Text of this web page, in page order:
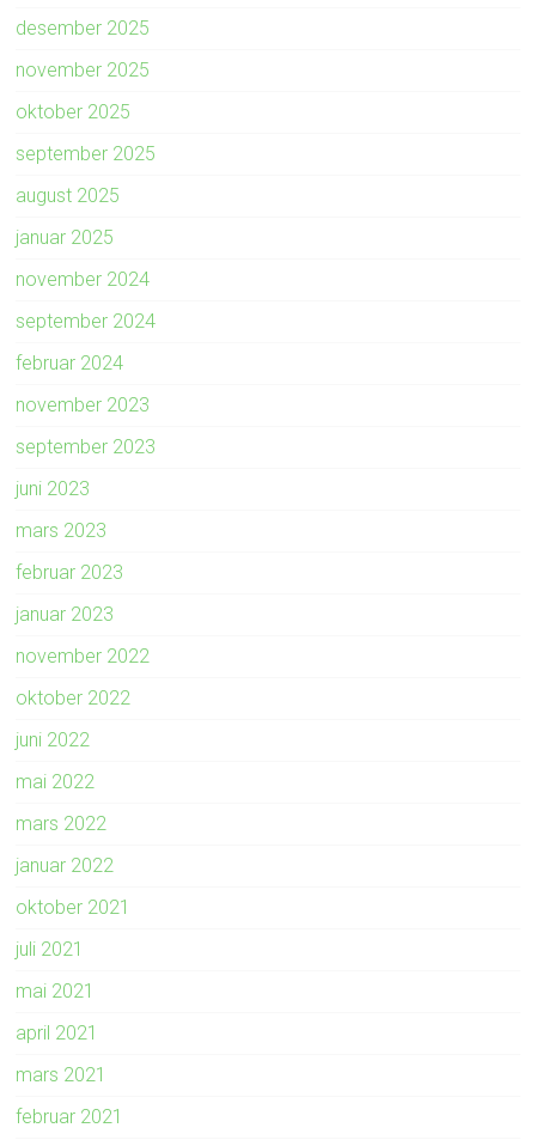
desember 2025
november 2025
oktober 2025
september 2025
august 2025
januar 2025
november 2024
september 2024
februar 2024
november 2023
september 2023
juni 2023
mars 2023
februar 2023
januar 2023
november 2022
oktober 2022
juni 2022
mai 2022
mars 2022
januar 2022
oktober 2021
juli 2021
mai 2021
april 2021
mars 2021
februar 2021